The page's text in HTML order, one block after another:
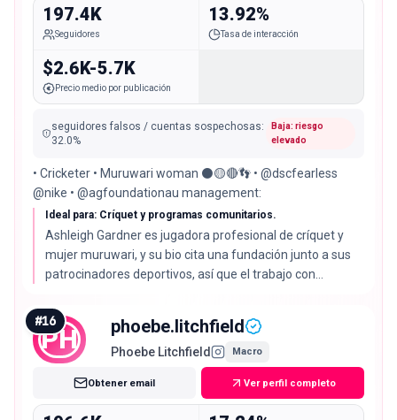
197.4K
Seguidores
13.92%
Tasa de interacción
$2.6K-5.7K
Precio medio por publicación
seguidores falsos / cuentas sospechosas:
32.0%
Baja: riesgo
elevado
• Cricketer • Muruwari woman ⚫️🟡🔴👣 • @dscfearless
@nike • @agfoundationau management:
Ideal para: Críquet y programas comunitarios.
Ashleigh Gardner es jugadora profesional de críquet y
mujer muruwari, y su bio cita una fundación junto a sus
patrocinadores deportivos, así que el trabajo con
13.92% está entre las tres más altas, aunque su
audiencia real es solo del 68%.
PH
#16 phoebe.litchfield
Phoebe Litchfield Macro
Obtener email Ver perfil completo